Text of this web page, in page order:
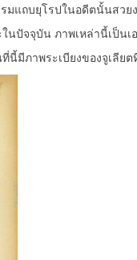
มแถบยุโรปในอดีตนั้นสวย
นปัจจุบัน ภาพเหล่านี้เป็นเ
นี้มีภาพระเบียงของจูเลีย